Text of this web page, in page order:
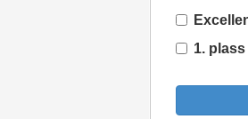
1. plass